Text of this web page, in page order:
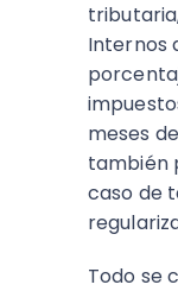
Internos
meses
también
caso de
Todo se